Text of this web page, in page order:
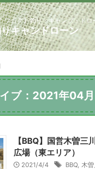
ブログ】釣り・キャンプ・ドロ
キャンドローン
ブ：2021年04月
【BBQ】国営木曽三
広場（東エリア）
2021/4/4 BBQ 木曽